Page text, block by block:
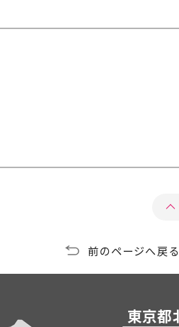
前のページへ戻る